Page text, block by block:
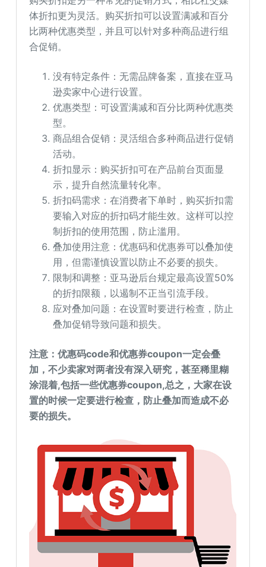
体折扣更为灵活。购买折扣可以设置满减和百分
比两种优惠类型，并且可以针对多种商品进行组
合促销。
没有特定条件：无需品牌备案，直接在亚马
逊卖家中心进行设置。
优惠类型：可设置满减和百分比两种优惠类
型。
商品组合促销：灵活组合多种商品进行促销
活动。
折扣显示：购买折扣可在产品前台页面显
示，提升自然流量转化率。
折扣码需求：在消费者下单时，购买折扣需
要输入对应的折扣码才能生效。这样可以控
制折扣的使用范围，防止滥用。
叠加使用注意：优惠码和优惠券可以叠加使
用，但需谨慎设置以防止不必要的损失。
限制和调整：亚马逊后台规定最高设置50%
的折扣限额，以遏制不正当引流手段。
应对叠加问题：在设置时要进行检查，防止
叠加促销导致问题和损失。
注意：优惠码code和优惠券coupon一定会叠
加，不少卖家对两者没有深入研究，甚至稀里糊
涂混着,包括一些优惠券coupon,总之，大家在设
置的时候一定要进行检查，防止叠加而造成不必
要的损失。